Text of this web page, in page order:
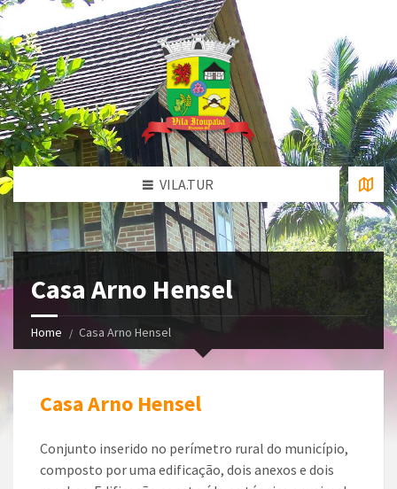
VILA.TUR
Casa Arno Hensel
Home Casa Arno Hensel
Casa Arno Hensel
Conjunto inserido no perímetro rural do município,
composto por uma edificação, dois anexos e dois